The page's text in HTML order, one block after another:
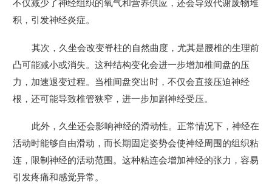
不仅减少了神经组织的氧气和营养供应，还会导致代谢废物堆
积，引发神经炎症。
其次，久坐会改变脊柱的自然曲度，尤其是腰椎的生理前
凸可能减小或消失。这种结构变化会进一步增加椎间盘的压
力，加速退变过程。当椎间盘突出时，不仅会直接压迫神经
根，还可能导致椎管狭窄，进一步加剧神经受压。
此外，久坐还会影响神经的滑动性。正常情况下，神经在
活动时能够自由滑动，而长期固定姿势会使神经周围的组织粘
连，限制神经的活动范围。这种粘连会增加神经的张力，容易
引发疼痛和感觉异常。